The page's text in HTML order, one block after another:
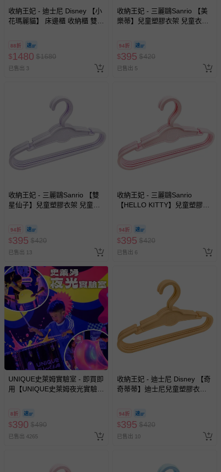
收納王妃 - 迪士尼 Disney 【小
花瑪麗貓】 床邊櫃 收納櫃 雙層
88折
$1480 $1680
已售出 3
收納王妃 - 三麗鷗Sanrio 【美
樂蒂】兒童塑膠衣架 兒童衣架
94折
$395 $420
已售出 5
收納王妃 - 三麗鷗Sanrio 【雙
星仙子】兒童塑膠衣架 兒童衣
94折
$395 $420
已售出 13
收納王妃 - 三麗鷗Sanrio
【HELLO KITTY】兒童塑膠衣
94折
$395 $420
已售出 6
UNIQUE史萊姆實驗室 - 即買即
用【UNIQUE史萊姆夜光實驗室
訂單編號兌換，逾期作廢) (大
人小孩均一價(3歲以上需購票))
8折
$390 $490
已售出 4265
收納王妃 - 迪士尼 Disney 【奇
奇蒂蒂】迪士尼兒童塑膠衣架
94折
$395 $420
已售出 10